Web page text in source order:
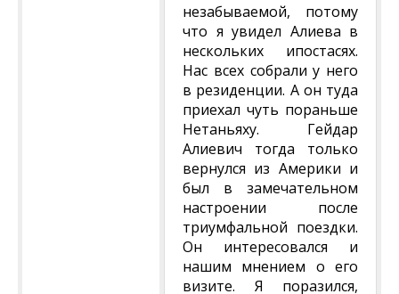
незабываемой, потому
что я увидел Алиева в
нескольких ипостасях.
Нас всех собрали у него
в резиденции. А он туда
приехал чуть пораньше
Нетаньяху. Гейдар
Алиевич тогда только
вернулся из Америки и
был в замечательном
настроении после
триумфальной поездки.
Он интересовался и
нашим мнением о его
визите. Я поразился,